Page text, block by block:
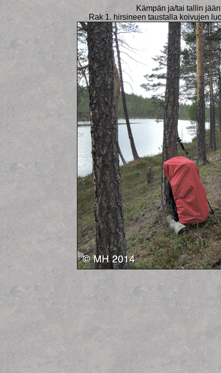
Kämpän ja/tai tallin
Rak 1. hirsineen taustalla koivujen